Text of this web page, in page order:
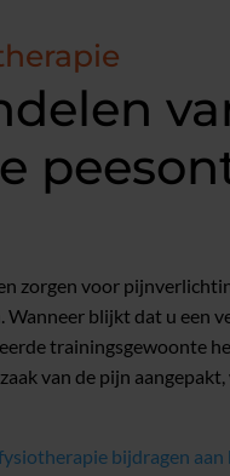
zorgen voor
Wanneer blijkt dat u een
trainingsgewoonte
van de pijn
bijdragen